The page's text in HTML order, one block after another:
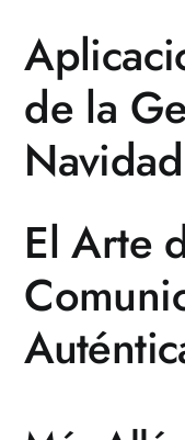
de la
El Arte